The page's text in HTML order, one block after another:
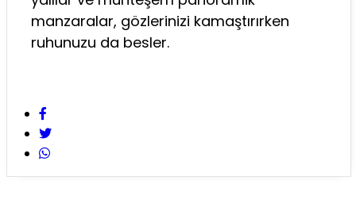
manzaralar, gözlerinizi kamaştırırken
ruhunuzu da besler.